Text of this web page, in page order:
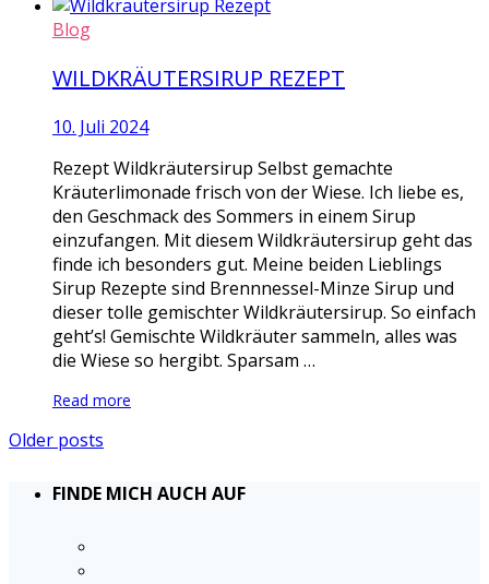
Blog
WILDKRÄUTERSIRUP REZEPT
10. Juli 2024
Rezept Wildkräutersirup Selbst gemachte
Kräuterlimonade frisch von der Wiese. Ich liebe es,
den Geschmack des Sommers in einem Sirup
einzufangen. Mit diesem Wildkräutersirup geht das
finde ich besonders gut. Meine beiden Lieblings
Sirup Rezepte sind Brennnessel-Minze Sirup und
dieser tolle gemischter Wildkräutersirup. So einfach
geht’s! Gemischte Wildkräuter sammeln, alles was
die Wiese so hergibt. Sparsam …
Read more
Older posts
FINDE MICH AUCH AUF